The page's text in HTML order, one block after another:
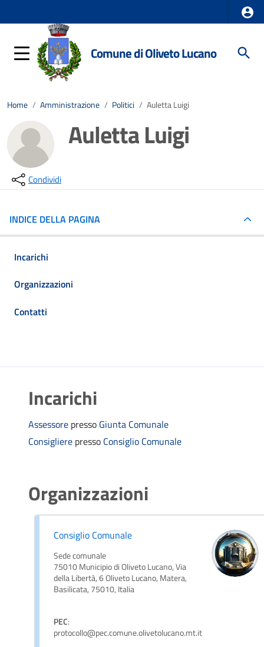
Comune di Oliveto Lucano
Home / Amministrazione / Politici / Auletta Luigi
Auletta Luigi
Condividi
INDICE DELLA PAGINA
Incarichi
Organizzazioni
Contatti
Incarichi
Assessore presso Giunta Comunale
Consigliere presso Consiglio Comunale
Organizzazioni
Consiglio Comunale
Sede comunale
75010 Municipio di Oliveto Lucano, Via
della Libertà, 6 Oliveto Lucano, Matera,
Basilicata, 75010, Italia
PEC:
protocollo@pec.comune.olivetolucano.mt.it